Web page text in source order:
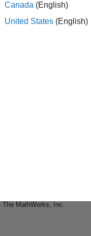
Canada (English)
United States (English)
ー
The MathWorks, Inc.